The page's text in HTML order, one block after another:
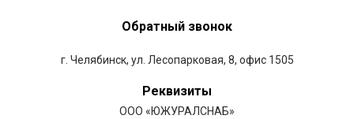
Обратный звонок
г. Челябинск, ул. Лесопарковая, 8, офис 1505
Реквизиты
ООО «ЮЖУРАЛСНАБ»